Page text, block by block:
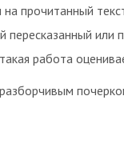
прочитанный
пересказанный
работа